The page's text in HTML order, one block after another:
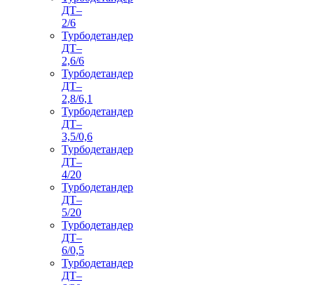
ДТ–
2/6
Турбодетандер
ДТ–
2,6/6
Турбодетандер
ДТ–
2,8/6,1
Турбодетандер
ДТ–
3,5/0,6
Турбодетандер
ДТ–
4/20
Турбодетандер
ДТ–
5/20
Турбодетандер
ДТ–
6/0,5
Турбодетандер
ДТ–